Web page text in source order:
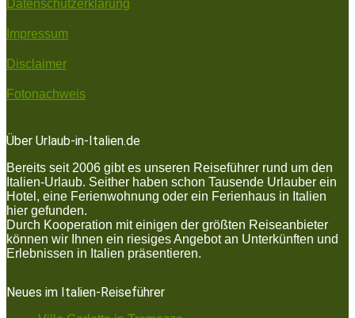
Datenschutzerklärung
Impressum
Disclaimer
Fotonachweis
Über Urlaub-in-Italien.de
Bereits seit 2006 gibt es unseren Reiseführer rund um den
Italien-Urlaub. Seither haben schon Tausende Urlauber ein
Hotel, eine Ferienwohnung oder ein Ferienhaus in Italien
hier gefunden.
Durch Kooperation mit einigen der größten Reiseanbieter
können wir Ihnen ein riesiges Angebot an Unterkünften und
Erlebnissen in Italien präsentieren.
Neues im Italien-Reiseführer